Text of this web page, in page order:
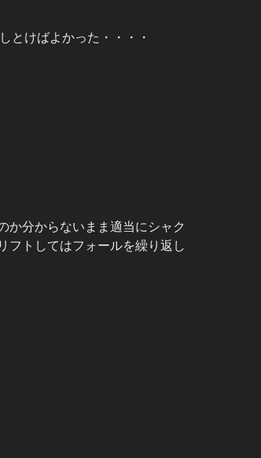
とけばよかった・・・・
か分からないまま適当にシャク
フトしてはフォールを繰り返し